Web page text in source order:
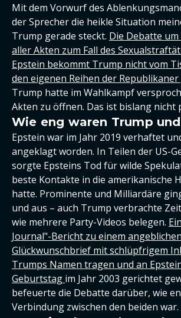
Mit dem Vorwurf des
der Sprecher die heikle Situation
Trump gerade steckt. Die Debatte
aller Akten zum Fall des
Epstein bekommt Trump nicht vom
den eigenen Reihen der
Trump hatte im Wahlkampf
Akten zu öffnen. Das ist bislang nicht
Wie eng waren Trump
Epstein war im Jahr 2019 verhaftet
angeklagt worden. In Teilen der US-
sorgte Epsteins Tod für wilde
beste Kontakte in die amerikanische
hatte. Prominente und Milliardäre
und aus – auch Trump verbrachte
wie mehrere Party-Videos belegen.
Journal"-Bericht zu einem angeblichen
Glückwunschbrief mit schlüpfrigem
Trumps Namen tragen und an
Geburtstag im Jahr 2003 gerichtet
befeuerte die Debatte darüber, wie
Verbindung zwischen den beiden war.